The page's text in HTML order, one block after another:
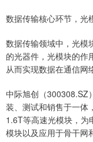
数据传输核心环节，光
数据传输领域中，光模
的光器件，光模块的作
从而实现数据在通信网
中际旭创（300308.SZ
装、测试和销售于一体
1.6T等高速光模块，为
模块以及应用于骨干网